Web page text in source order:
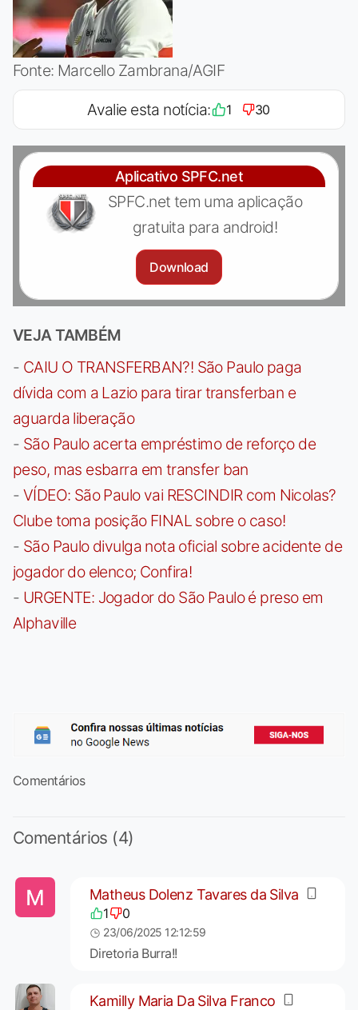
Fonte: Marcello Zambrana/AGIF
Avalie esta notícia: 1 30
Aplicativo SPFC.net
SPFC.net tem uma aplicação
gratuita para android!
Download
VEJA TAMBÉM
- CAIU O TRANSFERBAN?! São Paulo paga
dívida com a Lazio para tirar transferban e
aguarda liberação
- São Paulo acerta empréstimo de reforço de
peso, mas esbarra em transfer ban
- VÍDEO: São Paulo vai RESCINDIR com Nicolas?
Clube toma posição FINAL sobre o caso!
- São Paulo divulga nota oficial sobre acidente de
jogador do elenco; Confira!
- URGENTE: Jogador do São Paulo é preso em
Alphaville
Comentários
Comentários (4)
Matheus Dolenz Tavares da Silva
1 0
23/06/2025 12:12:59
Diretoria Burra!!
Kamilly Maria Da Silva Franco